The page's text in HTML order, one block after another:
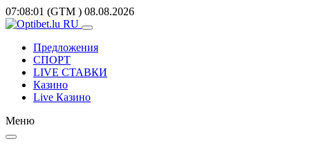
07:08:01 (GTM ) 08.08.2026
Предложения
СПОРТ
LIVE СТАВКИ
Казино
Live Казино
Меню